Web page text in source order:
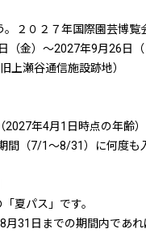
。２０２７年国際園芸博覧
（金）〜2027年9月26日（
上瀬谷通信施設跡地）
年4月1日時点の年齢）
間（7/1〜8/31）に何度も
夏パス」です。
月31日までの期間内であ